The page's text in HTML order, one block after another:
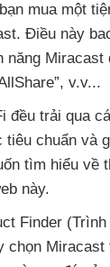
mua một
. Điều này
năng Miracast
, v.v...
đều trải qua
tiêu chuẩn và
tìm hiểu về
này.
Finder
chọn Miracast